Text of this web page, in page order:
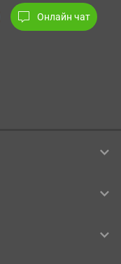
Онлайн чат